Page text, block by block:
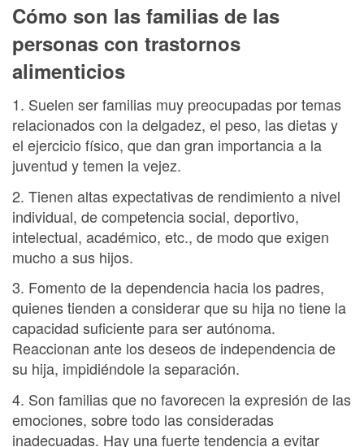
Cómo son las familias de las
personas con trastornos
alimenticios
1. Suelen ser familias muy preocupadas por temas
relacionados con la delgadez, el peso, las dietas y
el ejercicio físico, que dan gran importancia a la
juventud y temen la vejez.
2. Tienen altas expectativas de rendimiento a nivel
individual, de competencia social, deportivo,
intelectual, académico, etc., de modo que exigen
mucho a sus hijos.
3. Fomento de la dependencia hacia los padres,
quienes tienden a considerar que su hija no tiene la
capacidad suficiente para ser autónoma.
Reaccionan ante los deseos de independencia de
su hija, impidiéndole la separación.
4. Son familias que no favorecen la expresión de las
emociones, sobre todo las consideradas
inadecuadas. Hay una fuerte tendencia a evitar